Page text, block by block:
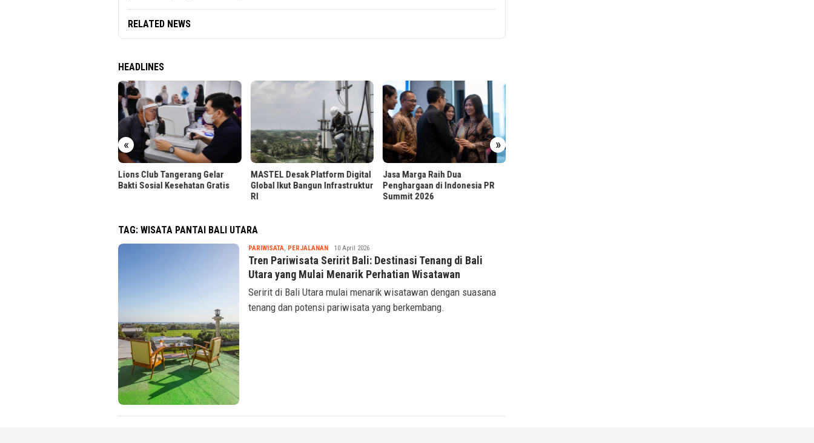
RELATED NEWS
HEADLINES
« »
Lions Club Tangerang Gelar
Bakti Sosial Kesehatan Gratis
MASTEL Desak Platform Digital
Global Ikut Bangun Infrastruktur
RI
Jasa Marga Raih Dua
Penghargaan di Indonesia PR
Summit 2026
TAG: WISATA PANTAI BALI UTARA
PARIWISATA PERJALANANTsaqif
Ridwan
10 April 2026
Tren Pariwisata Seririt Bali: Destinasi Tenang di Bali
Utara yang Mulai Menarik Perhatian Wisatawan
Seririt di Bali Utara mulai menarik wisatawan dengan suasana
tenang dan potensi pariwisata yang berkembang.